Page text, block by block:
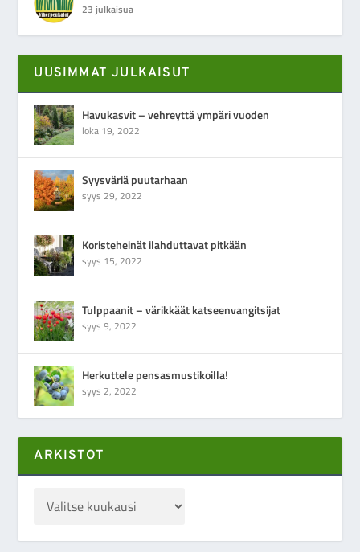
23 julkaisua
UUSIMMAT JULKAISUT
Havukasvit – vehreyttä ympäri vuoden
loka 19, 2022
Syysväriä puutarhaan
syys 29, 2022
Koristeheinät ilahduttavat pitkään
syys 15, 2022
Tulppaanit – värikkäät katseenvangitsijat
syys 9, 2022
Herkuttele pensasmustikoilla!
syys 2, 2022
ARKISTOT